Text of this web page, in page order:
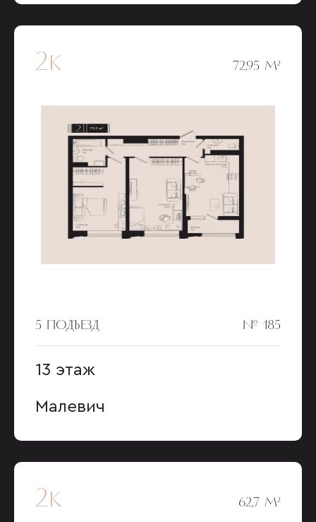
2к 72,95 М²
5 ПОДЪЕЗД № 185
13 этаж
Малевич
2к 62,7 М²